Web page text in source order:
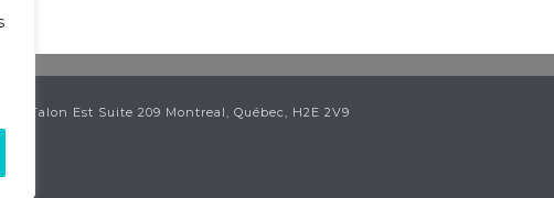
Talon Est Suite 209 Montreal, Québec, H2E 2V9